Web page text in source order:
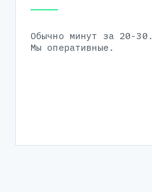
Обычно минут за 20-30.
Мы оперативные.